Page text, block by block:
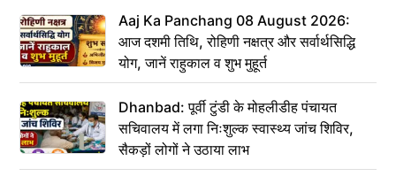
Aaj Ka Panchang 08 August 2026:
आज दशमी तिथि, रोहिणी नक्षत्र और सर्वार्थसिद्धि
योग, जानें राहुकाल व शुभ मुहूर्त
Dhanbad: पूर्वी टुंडी के मोहलीडीह पंचायत
सचिवालय में लगा निःशुल्क स्वास्थ्य जांच शिविर,
सैकड़ों लोगों ने उठाया लाभ